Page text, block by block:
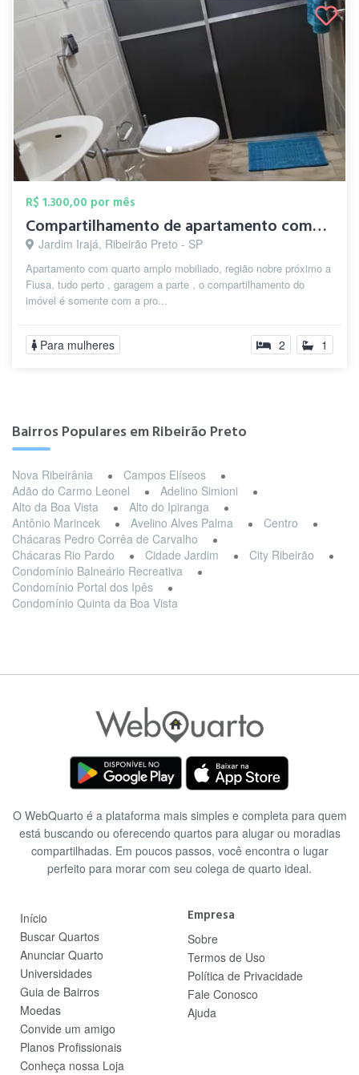
R$ 1.300,00 por mês
Compartilhamento de apartamento completo
Jardim Irajá, Ribeirão Preto - SP
Apartamento com quarto amplo mobiliado, região nobre próximo a
Fiusa, tudo perto , garagem a parte , o compartilhamento do
imóvel é somente com a pro...
Para mulheres 2 1
Bairros Populares em Ribeirão Preto
Nova Ribeirânia
Campos Elíseos
Adão do Carmo Leonel
Adelino Simioni
Alto da Boa Vista
Alto do Ipiranga
Antônio Marincek
Avelino Alves Palma
Centro
Chácaras Pedro Corrêa de Carvalho
Chácaras Rio Pardo
Cidade Jardim
City Ribeirão
Condomínio Balneário Recreativa
Condomínio Portal dos Ipês
Condomínio Quinta da Boa Vista
O WebQuarto é a plataforma mais simples e completa para quem
está buscando ou oferecendo quartos para alugar ou moradias
compartilhadas. Em poucos passos, você encontra o lugar
perfeito para morar com seu colega de quarto ideal.
Início
Buscar Quartos
Anunciar Quarto
Universidades
Guia de Bairros
Moedas
Convide um amigo
Planos Profissionais
Conheça nossa Loja
Empresa
Sobre
Termos de Uso
Política de Privacidade
Fale Conosco
Ajuda